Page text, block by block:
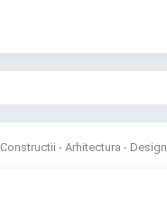
Constructii - Arhitectura - Design